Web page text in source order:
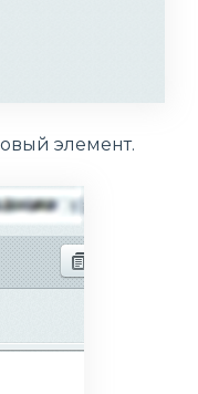
элемент.